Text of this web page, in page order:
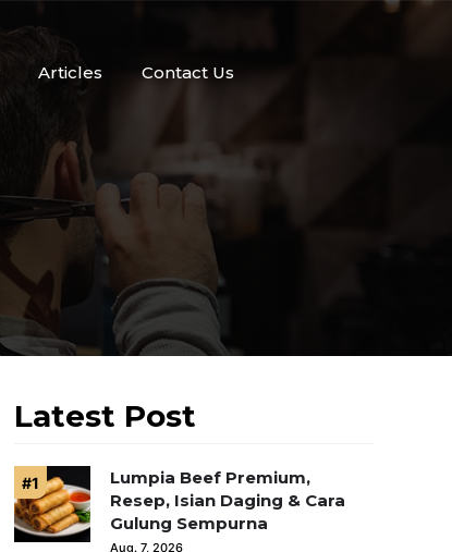
Articles Contact Us
Latest Post
Lumpia Beef Premium,
Resep, Isian Daging & Cara
Gulung Sempurna
Aug. 7, 2026